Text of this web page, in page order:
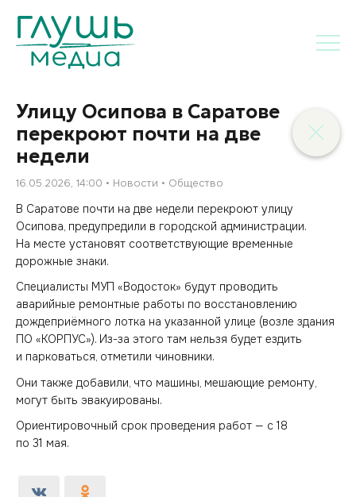
Улицу Осипова в Саратове
перекроют почти на две
недели
16.05.2026, 14:00 Новости Общество
В Саратове почти на две недели перекроют улицу
Осипова, предупредили в городской администрации.
На месте установят соответствующие временные
дорожные знаки.
Специалисты МУП «Водосток» будут проводить
аварийные ремонтные работы по восстановлению
дождеприёмного лотка на указанной улице (возле здания
ПО «КОРПУС»). Из-за этого там нельзя будет ездить
и парковаться, отметили чиновники.
Они также добавили, что машины, мешающие ремонту,
могут быть эвакуированы.
Ориентировочный срок проведения работ — с 18
по 31 мая.